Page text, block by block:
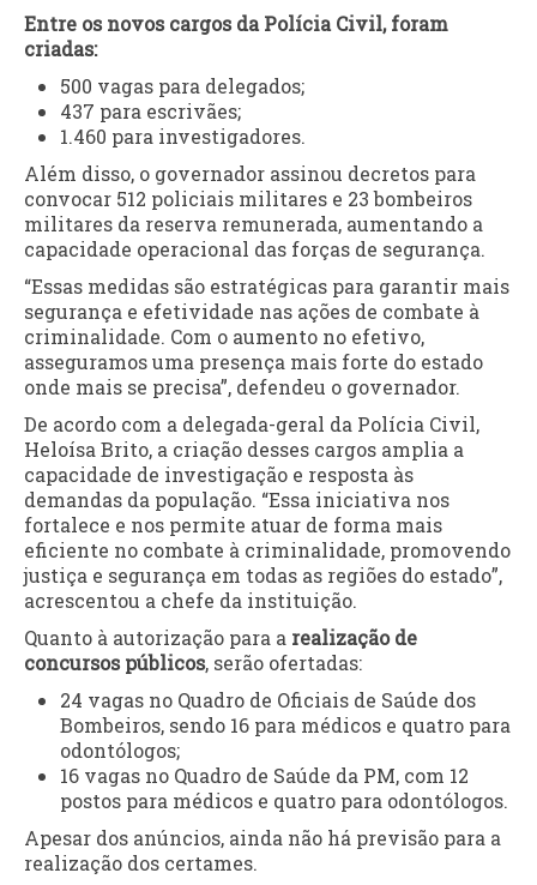
Entre os novos cargos da Polícia Civil, foram
criadas:
500 vagas para delegados;
437 para escrivães;
1.460 para investigadores.
Além disso, o governador assinou decretos para
convocar 512 policiais militares e 23 bombeiros
militares da reserva remunerada, aumentando a
capacidade operacional das forças de segurança.
“Essas medidas são estratégicas para garantir mais
segurança e efetividade nas ações de combate à
criminalidade. Com o aumento no efetivo,
asseguramos uma presença mais forte do estado
onde mais se precisa”, defendeu o governador.
De acordo com a delegada-geral da Polícia Civil,
Heloísa Brito, a criação desses cargos amplia a
capacidade de investigação e resposta às
demandas da população. “Essa iniciativa nos
fortalece e nos permite atuar de forma mais
eficiente no combate à criminalidade, promovendo
justiça e segurança em todas as regiões do estado”,
acrescentou a chefe da instituição.
Quanto à autorização para a realização de
concursos públicos, serão ofertadas:
24 vagas no Quadro de Oficiais de Saúde dos
Bombeiros, sendo 16 para médicos e quatro para
odontólogos;
16 vagas no Quadro de Saúde da PM, com 12
postos para médicos e quatro para odontólogos.
Apesar dos anúncios, ainda não há previsão para a
realização dos certames.